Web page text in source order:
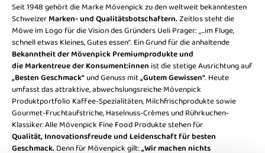
Seit 1948 gehört die Marke Mövenpick zu den weltweit bekanntesten
SchweizerMarken- und Qualitätsbotschaftern.Zeitlos steht die
Möwe im Logo für die Vision des Gründers Ueli Prager: „...im Fluge,
schnell etwas Kleines, Gutes essen“. Ein Grund für die anhaltende
Bekanntheit der Mövenpick Premiumprodukte und
die Markentreue der Konsument:innen ist die stetige Ausrichtung auf
„Besten Geschmack“und Genuss mit„Gutem Gewissen“. Heute
umfasst das attraktive, abwechslungsreiche Mövenpick
Produktportfolio Kaffee-Spezialitäten, Milchfrischprodukte sowie
Gourmet-Fruchtaufstriche, Haselnuss-Crèmes und Rührkuchen-
Klassiker. Alle Mövenpick Fine Food Produkte stehen für
Qualität, Innovationsfreude und Leidenschaft für besten
Geschmack.Denn für Mövenpick gilt:„Wir machen nichts